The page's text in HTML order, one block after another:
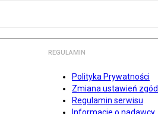
REGULAMIN
Polityka Prywatności
Zmiana ustawień zgód
Regulamin serwisu